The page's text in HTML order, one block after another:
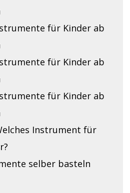
für Kinder ab
für Kinder ab
für Kinder ab
Instrument für
selber basteln